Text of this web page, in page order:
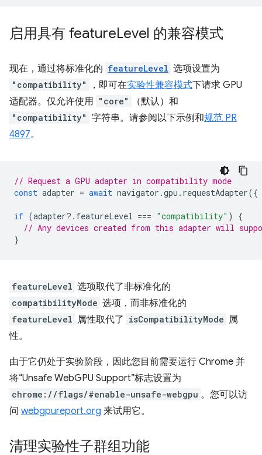
启用具有 featureLevel 的兼容模式
现在，通过将标准化的 featureLevel 选项设置为
"compatibility" ，即可在实验性兼容模式下请求 GPU
适配器。仅允许使用 "core" （默认）和
"compatibility" 字符串。请参阅以下示例和规范 PR
4897。
// Request a GPU adapter in compatibility mode
const adapter = await navigator .gpu . requestAdapter({
if (adapter? . featureLevel === "compatibility" )
{
// Any devices created from this adapter will
}
featureLevel 选项取代了非标准化的
compatibilityMode 选项，而非标准化的
featureLevel 属性取代了 isCompatibilityMode 属
性。
由于它仍处于实验阶段，因此您目前需要运行 Chrome 并
将“Unsafe WebGPU Support”标志设置为
chrome://flags/#enable-unsafe-webgpu 。您可以访
问 webgpureport.org 来试用它。
清理实验性子群组功能